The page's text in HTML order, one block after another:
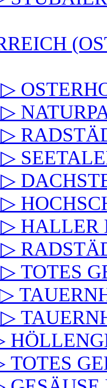
▷
▷
▷
▷
▷
▷
▷ HALLER
▷
▷ TOTES
▷
TOTES